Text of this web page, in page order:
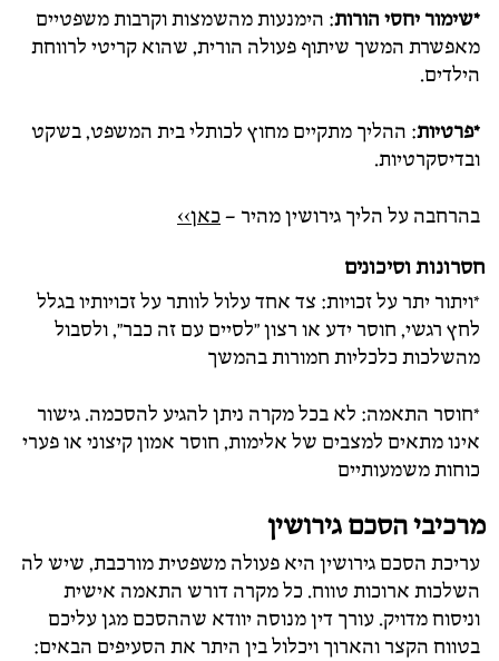
*שימור יחסי הורות: הימנעות מהשמצות וקרבות משפטיים
מאפשרת המשך שיתוף פעולה הורית, שהוא קריטי לרווחת
הילדים.
*פרטיות: ההליך מתקיים מחוץ לכותלי בית המשפט, בשקט
ובדיסקרטיות.
בהרחבה על הליך גירושין מהיר – כאן>>
חסרונות וסיכונים
*ויתור יתר על זכויות: צד אחד עלול לוותר על זכויותיו בגלל
לחץ רגשי, חוסר ידע או רצון "לסיים עם זה כבר", ולסבול
מהשלכות כלכליות חמורות בהמשך
*חוסר התאמה: לא בכל מקרה ניתן להגיע להסכמה. גישור
אינו מתאים למצבים של אלימות, חוסר אמון קיצוני או פערי
כוחות משמעותיים
מרכיבי הסכם גירושין
עריכת הסכם גירושין היא פעולה משפטית מורכבת, שיש לה
השלכות ארוכות טווח. כל מקרה דורש התאמה אישית
וניסוח מדויק. עורך דין מנוסה יוודא שההסכם מגן עליכם
בטווח הקצר והארוך ויכלול בין היתר את הסעיפים הבאים: